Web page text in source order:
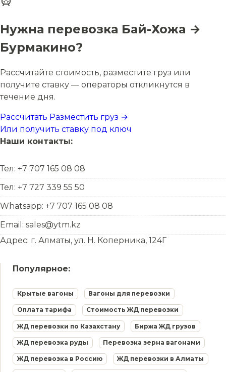
Нужна перевозка Бай-Хожа →
Бурмакино?
Рассчитайте стоимость, разместите груз или
получите ставку — операторы откликнутся в
течение дня.
Рассчитать Разместить груз →
Или получить ставку под ключ
Наши контакты:
Тел: +7 707 165 08 08
Тел: +7 727 339 55 50
Whatsapp: +7 707 165 08 08
Email: sales@ytm.kz
Адрес: г. Алматы, ул. Н. Коперника, 124Г
Популярное:
Крытые вагоны Вагоны для перевозки
Оплата тарифа Стоимость ЖД перевозки
ЖД перевозки по Казахстану Биржа ЖД грузов
ЖД перевозка руды Перевозка зерна вагонами
ЖД перевозка в Россию ЖД перевозки в Алматы